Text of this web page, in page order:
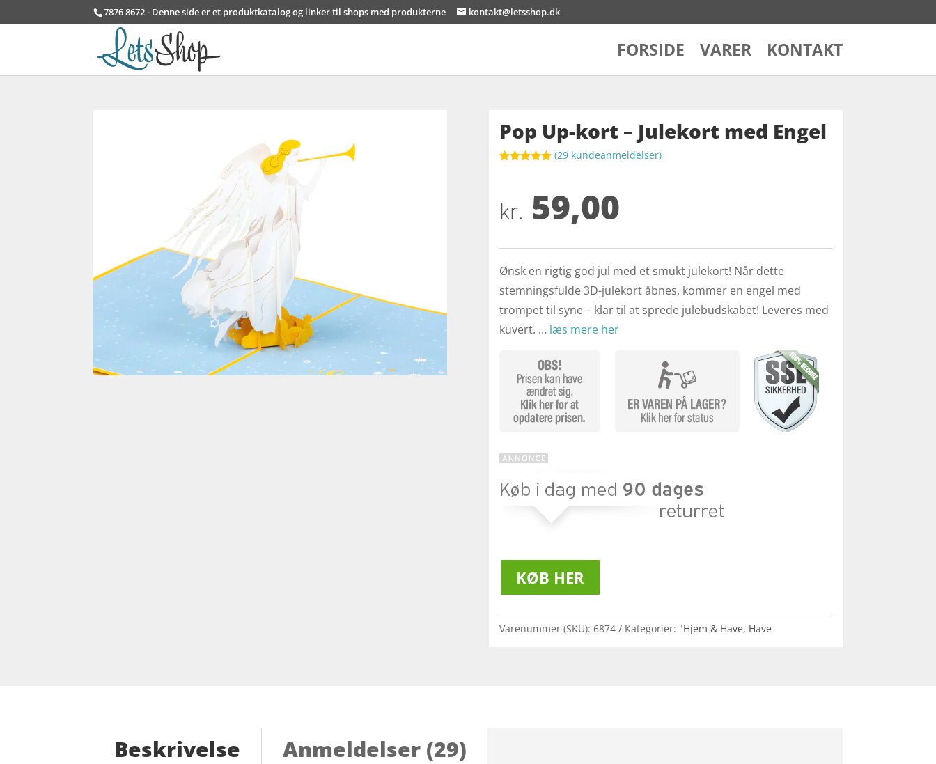
7876 8672 - Denne side er et produktkatalog og linker til shops med produkterne kontakt@letsshop.dk
FORSIDE VARER KONTAKT
Pop Up-kort – Julekort med Engel
baseret på
kundebedøm
melser
(29 kundeanmeldelser)
kr. 59,00
Ønsk en rigtig god jul med et smukt julekort! Når dette
stemningsfulde 3D-julekort åbnes, kommer en engel med
trompet til syne – klar til at sprede julebudskabet! Leveres med
kuvert.​ … læs mere her
KØB HER
Varenummer (SKU): 6874 Kategorier: "Hjem & Have, Have
Beskrivelse Anmeldelser (29)